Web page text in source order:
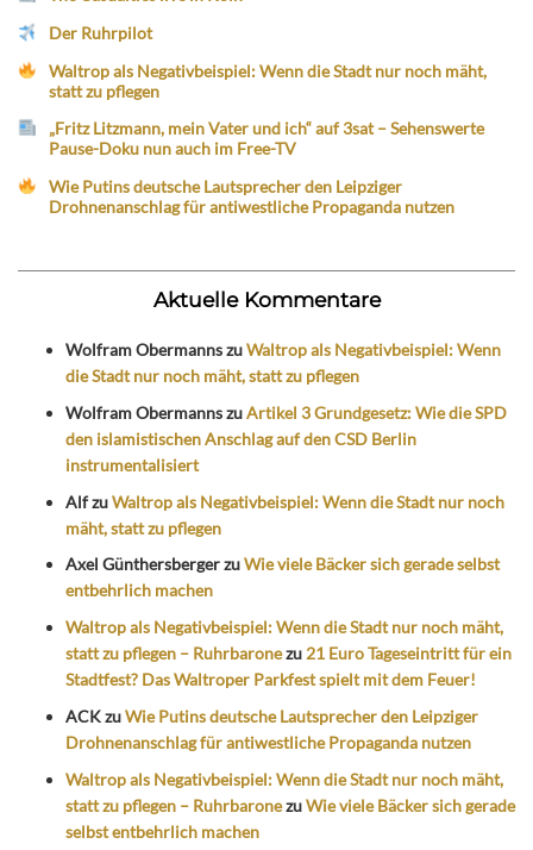
Der Ruhrpilot
Waltrop als Negativbeispiel: Wenn die Stadt nur noch mäht,
statt zu pflegen
„Fritz Litzmann, mein Vater und ich“ auf 3sat – Sehenswerte
Pause-Doku nun auch im Free-TV
Wie Putins deutsche Lautsprecher den Leipziger
Drohnenanschlag für antiwestliche Propaganda nutzen
Aktuelle Kommentare
Wolfram ObermannszuWaltrop als Negativbeispiel: Wenn
die Stadt nur noch mäht, statt zu pflegen
Wolfram ObermannszuArtikel 3 Grundgesetz: Wie die SPD
den islamistischen Anschlag auf den CSD Berlin
instrumentalisiert
AlfzuWaltrop als Negativbeispiel: Wenn die Stadt nur noch
mäht, statt zu pflegen
Axel GünthersbergerzuWie viele Bäcker sich gerade selbst
entbehrlich machen
Waltrop als Negativbeispiel: Wenn die Stadt nur noch mäht,
statt zu pflegen – Ruhrbaronezu 21 Euro Tageseintritt für ein
Stadtfest? Das Waltroper Parkfest spielt mit dem Feuer!
ACKzuWie Putins deutsche Lautsprecher den Leipziger
Drohnenanschlag für antiwestliche Propaganda nutzen
Waltrop als Negativbeispiel: Wenn die Stadt nur noch mäht,
statt zu pflegen – RuhrbaronezuWie viele Bäcker sich gerade
selbst entbehrlich machen